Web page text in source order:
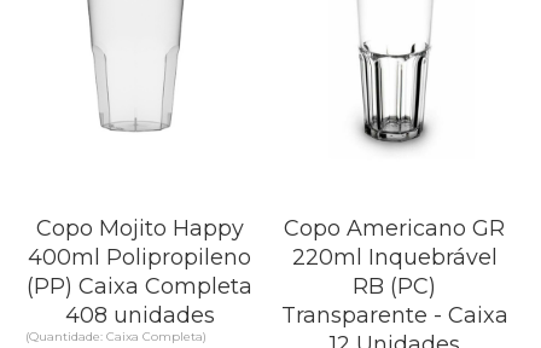
Copo Mojito Happy
400ml Polipropileno
(PP) Caixa Completa
408 unidades
(Quantidade: Caixa Completa)
Copo Americano GR
220ml Inquebrável
RB (PC)
Transparente - Caixa